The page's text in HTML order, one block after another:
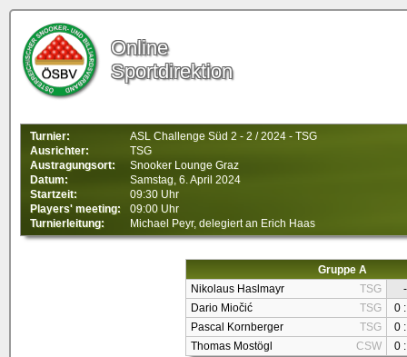
Online
Sportdirektion
Turnier:
ASL Challenge Süd 2 - 2 / 2024 - TSG
Ausrichter:
TSG
Austragungsort:
Snooker Lounge Graz
Datum:
Samstag, 6. April 2024
Startzeit:
09:30 Uhr
Players' meeting:
09:00 Uhr
Turnierleitung:
Michael Peyr, delegiert an Erich Haas
Gruppe A
Nikolaus Haslmayr
TSG
-
Dario Miočić
TSG
0
Pascal Kornberger
TSG
0
Thomas Mostögl
CSW 0